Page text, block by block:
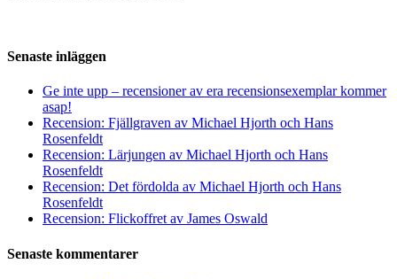
Senaste inläggen
Ge inte upp – recensioner av era recensionsexemplar kommer
asap!
Recension: Fjällgraven av Michael Hjorth och Hans
Rosenfeldt
Recension: Lärjungen av Michael Hjorth och Hans
Rosenfeldt
Recension: Det fördolda av Michael Hjorth och Hans
Rosenfeldt
Recension: Flickoffret av James Oswald
Senaste kommentarer